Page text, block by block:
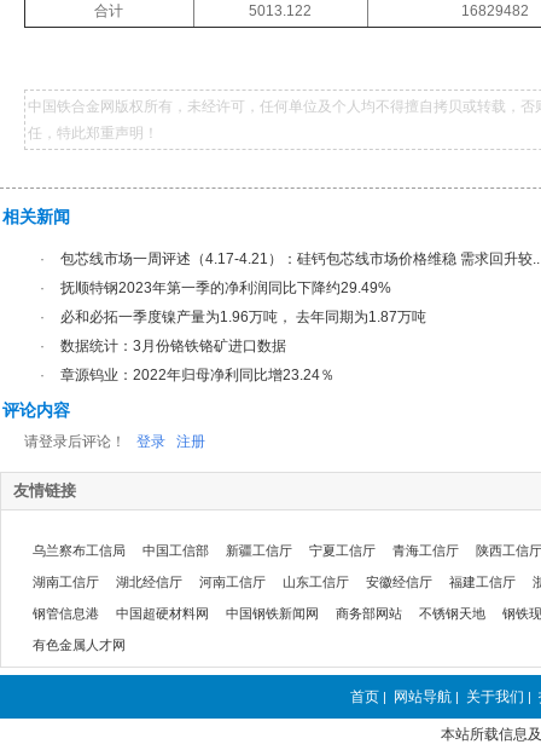
合计
5013.122 16829482
中国铁合金网版权所有，未经许可，任何单位及个人均不得擅自拷贝或转载，
任，特此郑重声明！
相关新闻
·
包芯线市场一周评述（4.17-4.21）：硅钙包芯线市场价格维稳 需求回升较
·
抚顺特钢2023年第一季的净利润同比下降约29.49%
·
必和必拓一季度镍产量为1.96万吨， 去年同期为1.87万吨
·
数据统计：3月份铬铁铬矿进口数据
·
章源钨业：2022年归母净利同比增23.24％
评论内容
请登录后评论！ 登录 注册
友情链接
乌兰察布工信局 中国工信部 新疆工信厅 宁夏工信厅 青海工信厅 陕西工信厅
湖南工信厅 湖北经信厅 河南工信厅 山东工信厅 安徽经信厅 福建工信厅
钢管信息港 中国超硬材料网 中国钢铁新闻网 商务部网站 不锈钢天地 钢铁
有色金属人才网
首页 | 网站导航 | 关于我们 |
本站所载信息